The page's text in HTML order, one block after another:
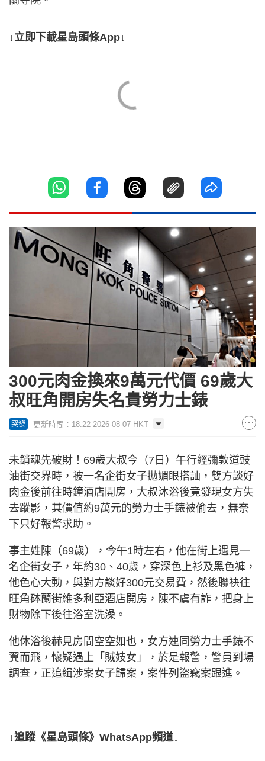
↓立即下載星島頭條App↓
300元肉金換來9萬元代價 69歲大
叔旺角開房失名貴勞力士錶
突發 更新時間：18:22 2026-08-07 HKT
未銷魂先破財！69歲大叔今（7日）午行經彌敦道豉
油街交界時，被一名企街女子拋媚眼搭訕，雙方談好
肉金後前往時鐘酒店開房，大叔沐浴後竟發現女方失
去蹤影，其價值約9萬元的勞力士手錶被偷去，無奈
下只好報警求助。
事主姓陳（69歲），今午1時左右，他在街上遇見一
名企街女子，年約30、40歲，穿深色上衫及黑色褲，
他色心大動，與對方談好300元交易費，然後聯袂往
旺角砵蘭街維多利亞酒店開房，陳不虞有詐，把身上
財物除下後往浴室洗澡。
他休浴後赫見房間空空如也，女方連同勞力士手錶不
翼而飛，懷疑遇上「賊妓女」，於是報警，警員到場
調查，正追緝涉案女子歸案，案件列盜竊案跟進。
↓追蹤《星島頭條》WhatsApp頻道↓